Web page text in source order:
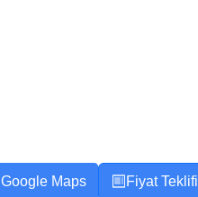
Google Maps Fiyat Teklifi